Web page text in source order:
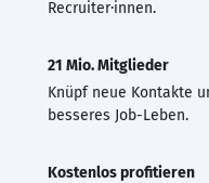
Recruiter·innen.
21 Mio. Mitglieder
Knüpf neue Kontakte
besseres Job-Leben.
Kostenlos profitieren